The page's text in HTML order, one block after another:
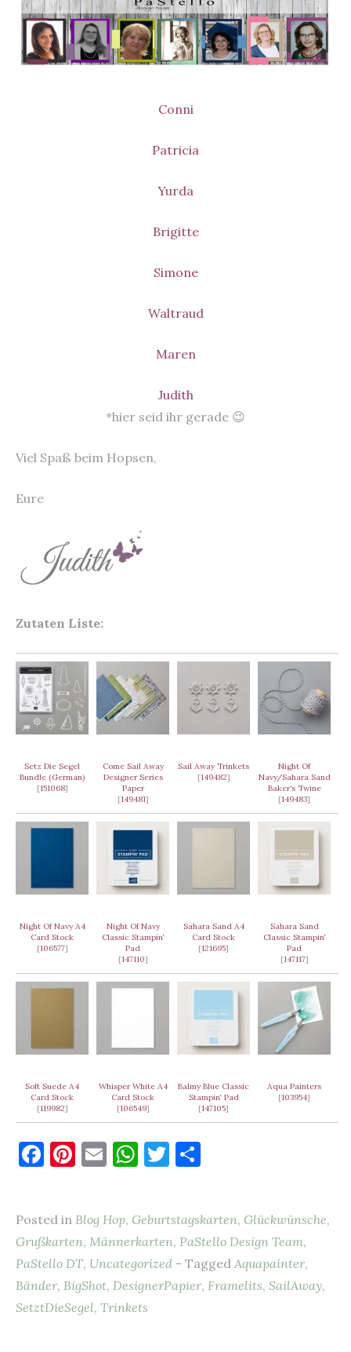
Conni
Patricia
Yurda
Brigitte
Simone
Waltraud
Maren
Judith
*hier seid ihr gerade 😉
Viel Spaß beim Hopsen,
Eure
Zutaten Liste:
Setz Die Segel
Bundle (German)
[151068]
Come Sail Away
Designer Series
Paper
[149481]
Sail Away Trinkets
[149482]
Night Of
Navy/Sahara Sand
Baker’s Twine
[149483]
Night Of Navy A4
Card Stock
[106577]
Night Of Navy
Classic Stampin‘
Pad
[147110]
Sahara Sand A4
Card Stock
[121695]
Sahara Sand
Classic Stampin‘
Pad
[147117]
Soft Suede A4
Card Stock
[119982]
Whisper White A4
Card Stock
[106549]
Balmy Blue Classic
Stampin‘ Pad
[147105]
Aqua Painters
[103954]
F
e
b
o
o
Pi
es
t
E
l
W
s
A
p
p
T
te
r
n
Posted in Blog Hop, Geburtstagskarten, Glückwünsche,
Grußkarten, Männerkarten, PaStello Design Team,
PaStello DT, Uncategorized - Tagged Aquapainter,
Bänder, BigShot, DesignerPapier, Framelits, SailAway,
SetztDieSegel, Trinkets